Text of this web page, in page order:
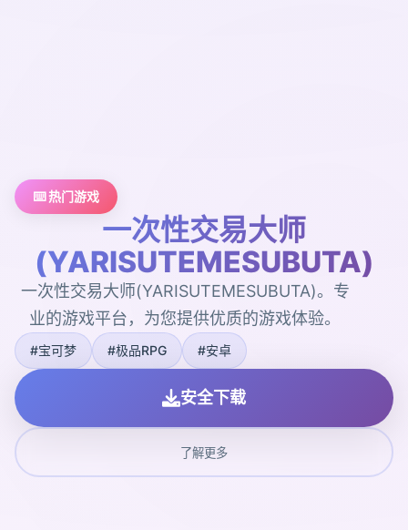
⌨️ 热门游戏
一次性交易大师
(YARISUTEMESUBUTA)
一次性交易大师(YARISUTEMESUBUTA)。专
业的游戏平台，为您提供优质的游戏体验。
#宝可梦 #极品RPG #安卓
安全下载
了解更多